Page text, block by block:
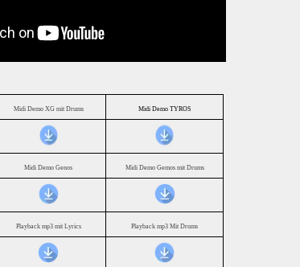
Midi Demo XG mit Drums Midi Demo TYROS
Midi Demo Genos Midi Demo Gemos mit Drums
Playback mp3 mit Lyrics Playback mp3 Mit Drums